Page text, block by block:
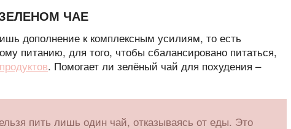
ЧАЕ
дополнение к комплексным усилиям, то есть
питанию, для того, чтобы сбалансировано питаться,
. Помогает ли зелёный чай для похудения –
пить лишь один чай, отказываясь от еды. Это